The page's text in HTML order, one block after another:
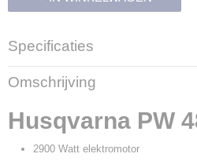
Specificaties
Productcode leverancier
9704683-01
Omschrijving
Husqvarna PW
2900 Watt elektromotor